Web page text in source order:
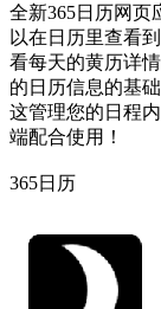
全新365日历网页
以在日历里查看
看每天的黄历详
的日历信息的基
这管理您的日程
端配合使用！
365日历